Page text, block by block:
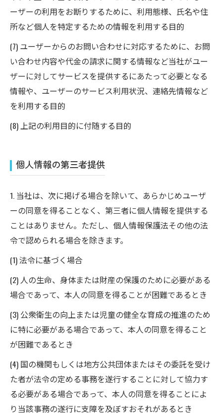
ーザーの利用をお断りするために、利用態様、氏名や住
所など個人を特定するための情報を利用する目的
(7) ユーザーからのお問い合わせに対応するために、お問
い合わせ内容や代金の請求に関する情報など当社がユー
ザーに対してサービスを提供するにあたって必要となる
情報や、ユーザーのサービス利用状況、連絡先情報など
を利用する目的
(8) 上記の利用目的に付随する目的
個人情報の第三者提供
1. 当社は、次に掲げる場合を除いて、あらかじめユーザ
ーの同意を得ることなく、第三者に個人情報を提供する
ことはありません。ただし、個人情報保護法その他の法
令で認められる場合を除きます。
(1) 法令に基づく場合
(2) 人の生命、身体または財産の保護のために必要がある
場合であって、本人の同意を得ることが困難であるとき
(3) 公衆衛生の向上または児童の健全な育成の推進のため
に特に必要がある場合であって、本人の同意を得ること
が困難であるとき
(4) 国の機関もしくは地方公共団体またはその委託を受け
た者が法令の定める事務を遂行することに対して協力す
る必要がある場合であって、本人の同意を得ることによ
り当該事務の遂行に支障を及ぼすおそれがあるとき